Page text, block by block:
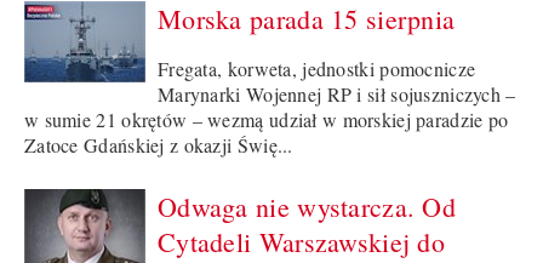
Morska parada 15 sierpnia
Fregata, korweta, jednostki pomocnicze
Marynarki Wojennej RP i sił sojuszniczych –
w sumie 21 okrętów – wezmą udział w morskiej paradzie po
Zatoce Gdańskiej z okazji Świę...
Odwaga nie wystarcza. Od
Cytadeli Warszawskiej do